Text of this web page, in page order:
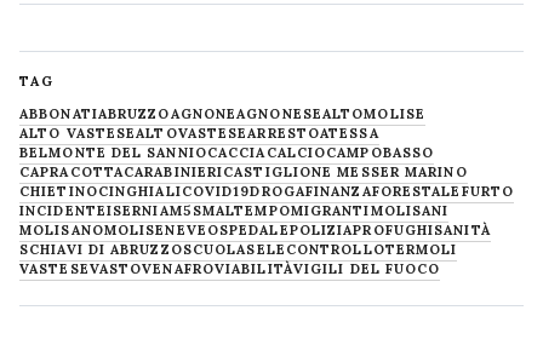
TAG
ABBONATIABRUZZOAGNONEAGNONESEALTOMOLISE
ALTO VASTESEALTOVASTESEARRESTOATESSA
BELMONTE DEL SANNIOCACCIACALCIOCAMPOBASSO
CAPRACOTTACARABINIERICASTIGLIONE MESSER MARINO
CHIETINOCINGHIALICOVID19DROGAFINANZAFORESTALE FURTO
INCIDENTEISERNIAM5SMALTEMPOMIGRANTIMOLISANI
MOLISANOMOLISENEVE OSPEDALEPOLIZIAPROFUGHISANITÀ
SCHIAVI DI ABRUZZOSCUOLASELECONTROLLOTERMOLI
VASTESEVASTOVENAFROVIABILITÀVIGILI DEL FUOCO